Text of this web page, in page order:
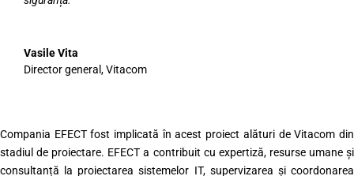
Vasile Vita
Director general ,Vitacom
Compania EFECT fost implicată în acest proiect alături de Vitacom din
stadiul de proiectare. EFECT a contribuit cu expertiză, resurse umane și
consultanță la proiectarea sistemelor IT, supervizarea și coordonarea